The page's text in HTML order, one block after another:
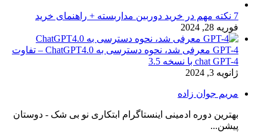
7 نکته مهم در خرید دوربین مداربسته + راهنمای خرید
فوریه 28, 2024
GPT-4 معرفی شد، نحوه دسترسی به ChatGPT4.0 – تفاوت
chat GPT-4 با نسخه 3.5
ژانویه 3, 2024
مریم جوان زاده
بهترین دوره ادمینی اینستاگرام ابتکاری نو بی شک - دوستان
پیشن...